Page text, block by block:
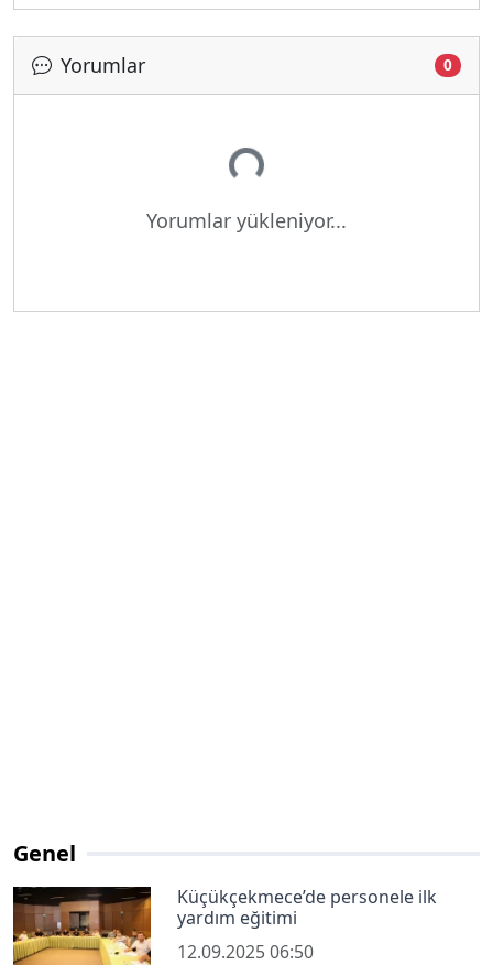
Yorumlar 0
Yükleniyor...
Yorumlar yükleniyor...
Genel
Küçükçekmece’de personele ilk
yardım eğitimi
12.09.2025 06:50